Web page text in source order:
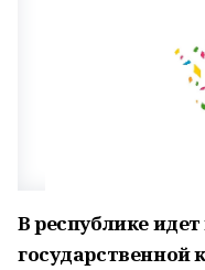
В республике
государственной